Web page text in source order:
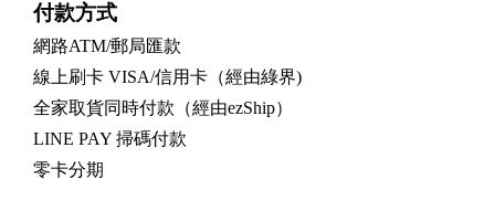
付款方式
網路ATM/郵局匯款
線上刷卡 VISA/信用卡（經由綠界)
全家取貨同時付款（經由ezShip）
LINE PAY 掃碼付款
零卡分期